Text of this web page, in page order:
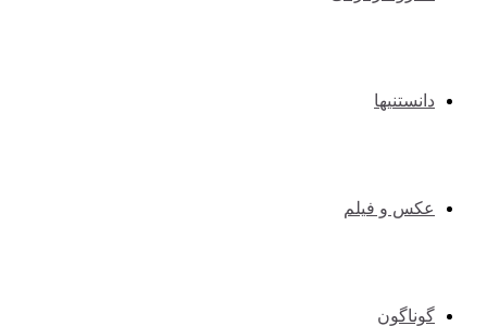
دانستنیها
عکس و فیلم
گوناگون